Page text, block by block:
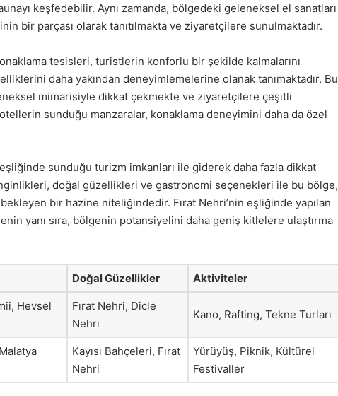
keşfedebilir. Aynı zamanda, bölgedeki geleneksel el sanatları
bir parçası olarak tanıtılmakta ve ziyaretçilere sunulmaktadır.
tesisleri, turistlerin konforlu bir şekilde kalmalarını
daha yakından deneyimlemelerine olanak tanımaktadır. Bu
mimarisiyle dikkat çekmekte ve ziyaretçilere çeşitli
sunduğu manzaralar, konaklama deneyimini daha da özel
sunduğu turizm imkanları ile giderek daha fazla dikkat
doğal güzellikleri ve gastronomi seçenekleri ile bu bölge,
bir hazine niteliğindedir. Fırat Nehri’nin eşliğinde yapılan
yanı sıra, bölgenin potansiyelini daha geniş kitlelere ulaştırma
Doğal Güzellikler Aktiviteler
Hevsel
Fırat Nehri, Dicle
Nehri
Kano, Rafting, Tekne Turları
Kayısı Bahçeleri, Fırat
Nehri
Yürüyüş, Piknik, Kültürel
Festivaller